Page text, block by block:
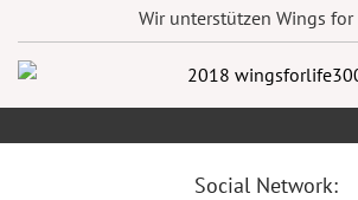
Wir unterstützen Wings for
Social Network: